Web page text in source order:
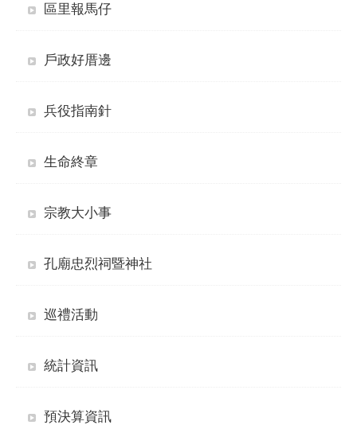
區里報馬仔
戶政好厝邊
兵役指南針
生命終章
宗教大小事
孔廟忠烈祠暨神社
巡禮活動
統計資訊
預決算資訊